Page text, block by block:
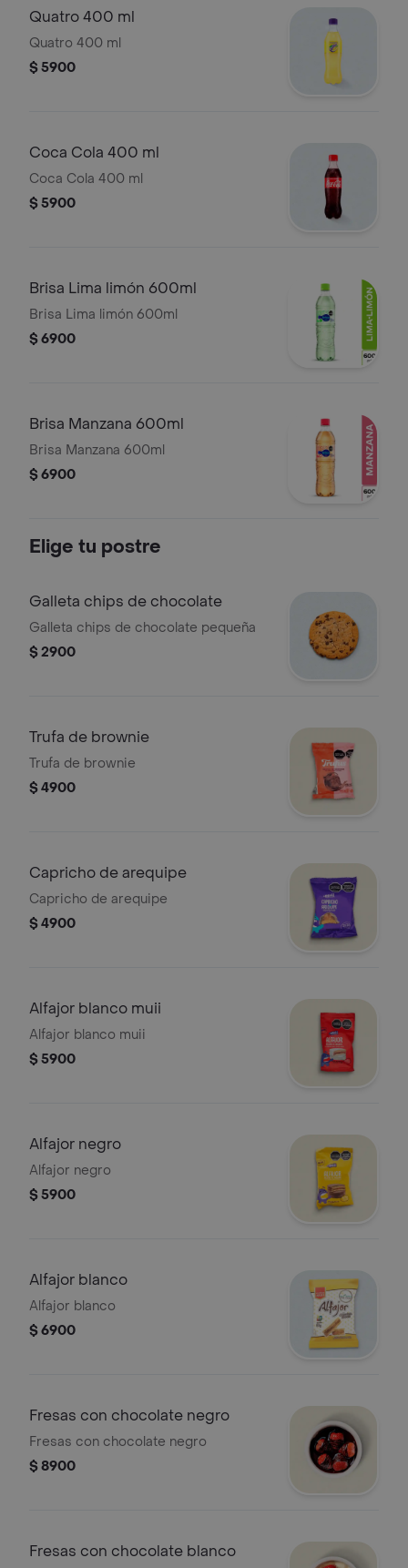
Quatro 400 ml
Quatro 400 ml
$ 5900
Coca Cola 400 ml
Coca Cola 400 ml
$ 5900
Brisa Lima limón 600ml
Brisa Lima limón 600ml
$ 6900
Brisa Manzana 600ml
Brisa Manzana 600ml
$ 6900
Elige tu postre
Galleta chips de chocolate
Galleta chips de chocolate pequeña
$ 2900
Trufa de brownie
Trufa de brownie
$ 4900
Capricho de arequipe
Capricho de arequipe
$ 4900
Alfajor blanco muii
Alfajor blanco muii
$ 5900
Alfajor negro
Alfajor negro
$ 5900
Alfajor blanco
Alfajor blanco
$ 6900
Fresas con chocolate negro
Fresas con chocolate negro
$ 8900
Fresas con chocolate blanco